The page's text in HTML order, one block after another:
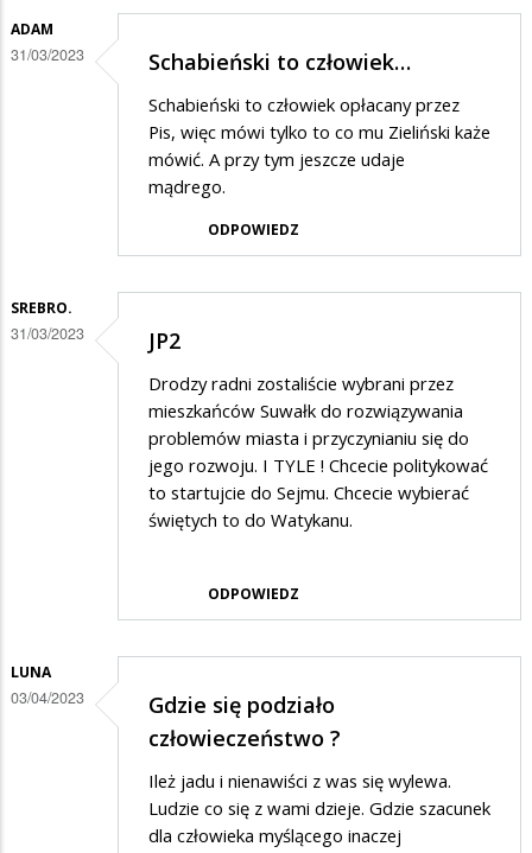
ADAM
31/03/2023 Schabieński to człowiek…
Schabieński to człowiek opłacany przez
Pis, więc mówi tylko to co mu Zieliński każe
mówić. A przy tym jeszcze udaje
mądrego.
ODPOWIEDZ
SREBRO.
31/03/2023 JP2
Drodzy radni zostaliście wybrani przez
mieszkańców Suwałk do rozwiązywania
problemów miasta i przyczynianiu się do
jego rozwoju. I TYLE ! Chcecie politykować
to startujcie do Sejmu. Chcecie wybierać
świętych to do Watykanu.
ODPOWIEDZ
LUNA
03/04/2023
Gdzie się podziało
człowieczeństwo ?
Ileż jadu i nienawiści z was się wylewa.
Ludzie co się z wami dzieje. Gdzie szacunek
dla człowieka myślącego inaczej